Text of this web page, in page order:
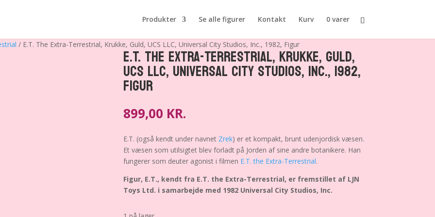
Produkter Se alle figurer Kontakt Kurv 0 varer
/ E.T. The Extra-Terrestrial, Krukke, Guld, UCS LLC, Universal City Studios, Inc., 1982, Figur
E.T. The Extra-Terrestrial, Krukke, Guld,
UCS LLC, Universal City Studios, Inc., 1982,
Figur
899,00 KR.
E.T. (også kendt under navnet Zrek) er et kompakt, brunt udenjordisk væsen.
Et væsen som utilsigtet blev forladt på Jorden af ​​sine andre botanikere. Han
fungerer som deuter agonist i filmen E.T. the Extra-Terrestrial.
Figur, E.T., kendt fra E.T. the Extra-Terrestrial, er fremstillet af LJN
Toys Ltd. i samarbejde med 1982 Universal City Studios, Inc.